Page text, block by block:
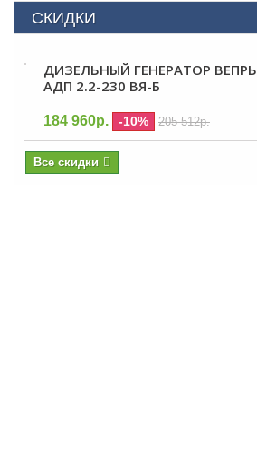
СКИДКИ
ДИЗЕЛЬНЫЙ ГЕНЕРАТОР ВЕПРЬ
АДП 2.2-230 ВЯ-Б
184 960р. -10% 205 512р.
Все скидки